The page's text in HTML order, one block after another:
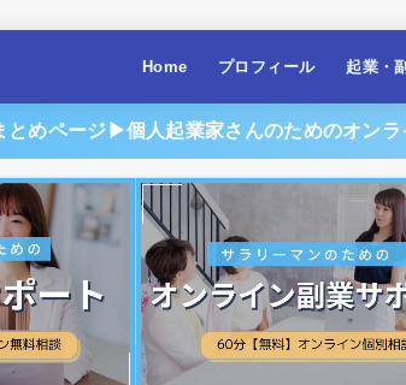
Home プロフィール 起業・
とめページ▶︎個人起業家さんのためのオン